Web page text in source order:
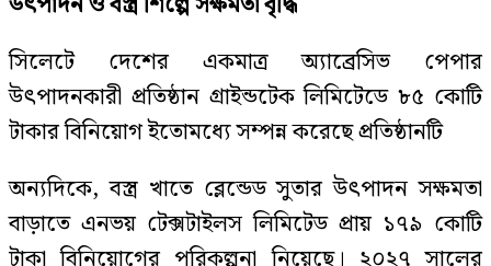
সিলেটে দেশের একমাত্র অ্যাব্রেসিভ পেপার
উৎপাদনকারী প্রতিষ্ঠান গ্রাইন্ডটেক লিমিটেডে ৮৫ কোটি
টাকার বিনিয়োগ ইতোমধ্যে সম্পন্ন করেছে প্রতিষ্ঠানটি
অন্যদিকে, বস্ত্র খাতে ব্লেন্ডেড সুতার উৎপাদন সক্ষমতা
বাড়াতে এনভয় টেক্সটাইলস লিমিটেড প্রায় ১৭৯ কোটি